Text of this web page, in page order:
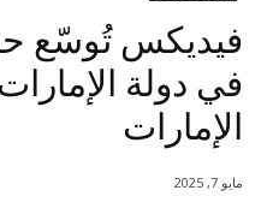
فيديكس تُوسّع
في دولة
الإمارات
مايو 7, 2025